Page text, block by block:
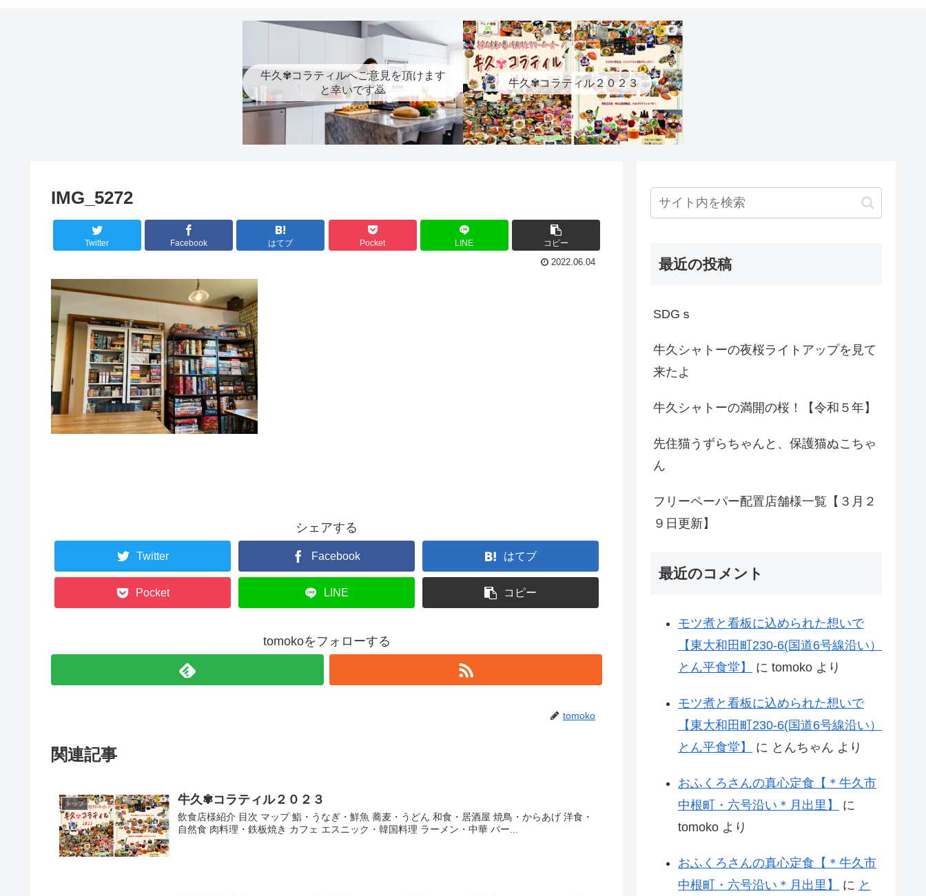
牛久✾コラティルへご意見を頂けます
と幸いです🙇
牛久✾コラティル２０２３
IMG_5272
Twitter Facebook はてブ Pocket LINE コピー
2022.06.04
シェアする
Twitter Facebook はてブ
Pocket LINE コピー
tomokoをフォローする
tomoko
関連記事
トップ 牛久✾コラティル２０２３
飲食店様紹介 目次 マップ 鮨・うなぎ・鮮魚 蕎麦・うどん 和食・居酒屋 焼鳥・からあげ 洋食・
自然食 肉料理・鉄板焼き カフェ エスニック・韓国料理 ラーメン・中華 バー...
最近の投稿
SDGｓ
牛久シャトーの夜桜ライトアップを見て
来たよ
牛久シャトーの満開の桜！【令和５年】
先住猫うずらちゃんと、保護猫ぬこちゃ
ん
フリーペーパー配置店舗様一覧【３月２
９日更新】
最近のコメント
モツ煮と看板に込められた想いで
【東大和田町230-6(国道6号線沿い）
とん平食堂】
に tomoko より
モツ煮と看板に込められた想いで
【東大和田町230-6(国道6号線沿い）
とん平食堂】
に とんちゃん より
おふくろさんの真心定食【＊牛久市
中根町・六号沿い＊月出里】
に
tomoko より
おふくろさんの真心定食【＊牛久市
中根町・六号沿い＊月出里】
に と